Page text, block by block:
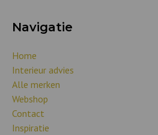
Navigatie
Home
Interieur advies
Alle merken
Webshop
Contact
Inspiratie